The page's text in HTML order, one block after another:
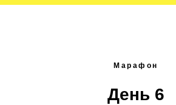
Марафон
День 6